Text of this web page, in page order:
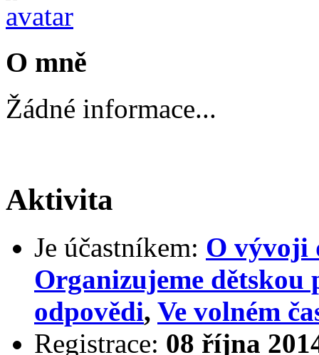
O mně
Žádné informace...
Aktivita
Je účastníkem: O vývoji
Organizujeme dětskou
odpovědi, Ve volném
Registrace: 08 října